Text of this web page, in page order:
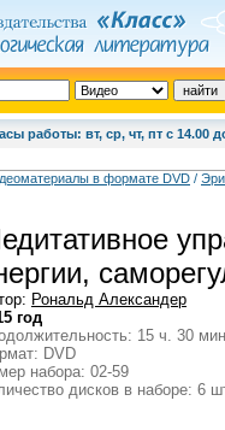
работы: вт, ср, чт, пт с 14.00
в формате DVD /
Рональд Александер
год
15 ч. 30
DVD
набора: 02-59
дисков в наборе: 6